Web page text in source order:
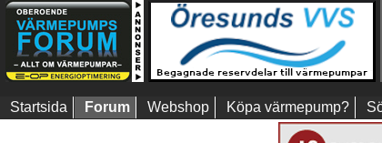
Startsida Forum Webshop Köpa värmepump?